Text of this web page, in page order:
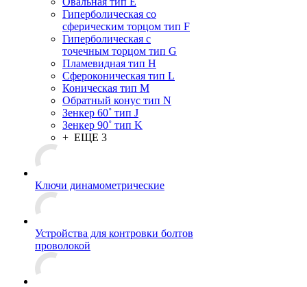
Гиперболическая со
сферическим торцом тип F
Гиперболическая с
точечным торцом тип G
Пламевидная тип H
Сфероконическая тип L
Коническая тип M
Обратный конус тип N
Зенкер 60˚ тип J
Зенкер 90˚ тип K
+ ЕЩЕ 3
Ключи динамометрические
Устройства для контровки болтов
проволокой